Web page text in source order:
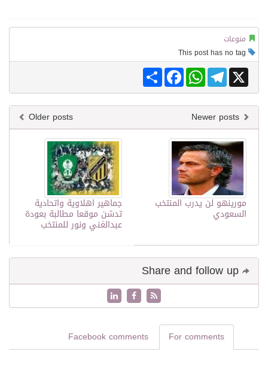
منوعات
Share
FacebookWhatsAppTelegram X
Older posts
جماهير اهلاوية واتحادية
تدشن موقعا مطالبة بعودة
عبدالغني ونور للمنتخب
مورينهو لن يدرب المنتخب
السعودي
For comments
Facebook comments